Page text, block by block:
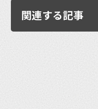
関連する記事